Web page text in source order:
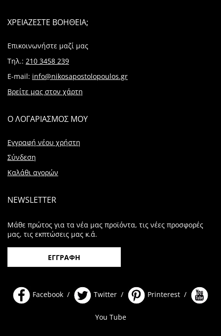
ΧΡΕΙΑΖΕΣΤΕ ΒΟΗΘΕΙΑ;
Επικοινωνήστε μαζί μας
Τηλ.: 210 3458 239
E-mail: info@nikosapostolopoulos.gr
Βρείτε μας στον χάρτη
Ο ΛΟΓΑΡΙΑΣΜΟΣ ΜΟΥ
Εγγραφή νέου χρήστη
Σύνδεση
Καλάθι αγορών
NEWSLETTER
Μάθε πρώτος για τα νέα μας προϊόντα, τις νέες προσφορές
μας, τις εκπτώσεις μας κ.ά.
ΕΓΓΡΑΦΗ
Facebook / Twitter / Printerest /
You Tube